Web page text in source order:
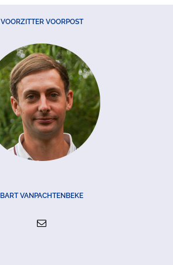
VOORZITTER VOORPOST
BART VANPACHTENBEKE